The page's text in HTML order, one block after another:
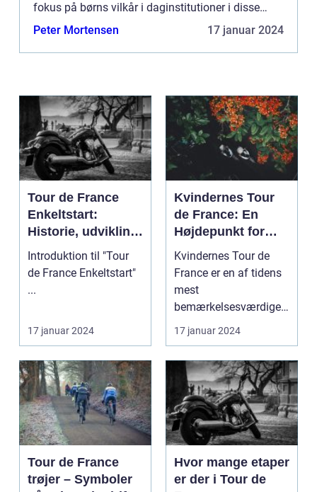
fokus på børns vilkår i daginstitutioner i disse
dage. Mange ...
Peter Mortensen 17 januar 2024
Tour de France
Enkeltstart:
Historie, udvikling
og
nøgleinformatione
Introduktion til "Tour
de France Enkeltstart"
...
17 januar 2024
Kvindernes Tour
de France: En
Højdepunkt for
Cykelsporten
Kvindernes Tour de
France er en af tidens
mest
bemærkelsesværdige
cykelløb. Det er et
17 januar 2024
Tour de France
trøjer – Symboler
Hvor mange etaper
er der i Tour de